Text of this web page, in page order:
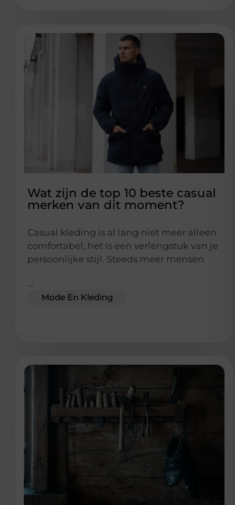
Wat zijn de top 10 beste casual
merken van dit moment?
Casual kleding is al lang niet meer alleen
comfortabel, het is een verlengstuk van je
persoonlijke stijl. Steeds meer mensen
Mode En Kleding